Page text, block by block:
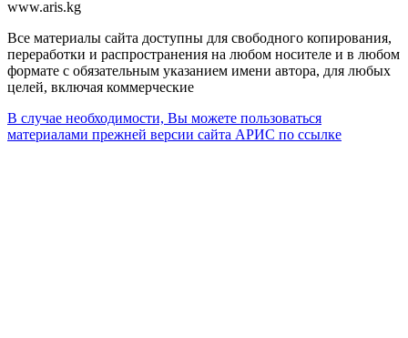
www.aris.kg
Все материалы сайта доступны для свободного копирования,
переработки и распространения на любом носителе и в любом
формате с обязательным указанием имени автора, для любых
целей, включая коммерческие
В случае необходимости, Вы можете пользоваться
материалами прежней версии сайта АРИС по ссылке